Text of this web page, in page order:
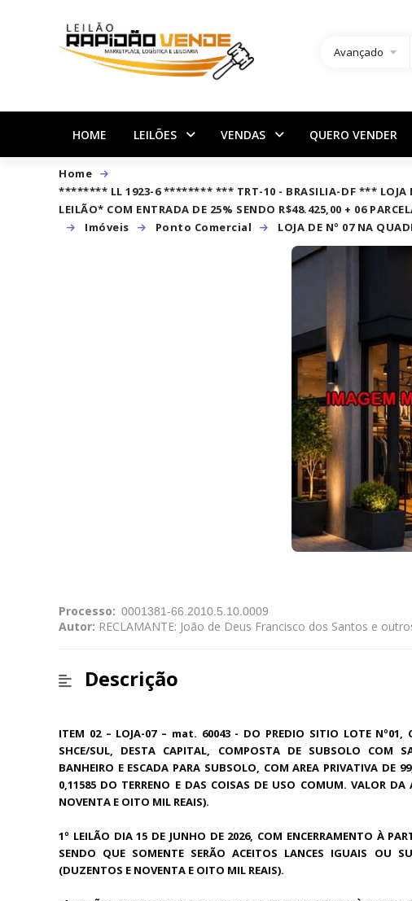
Avançado
HOME LEILÕES VENDAS QUERO VENDER
Home
******** LL 1923-6 ******** *** TRT-10 - BRASILIA-DF *** LOJA
LEILÃO* COM ENTRADA DE 25% SENDO R$48.425,00 + 06
Imóveis
Ponto Comercial LOJA DE Nº 07 NA
Processo:
Autor: RECLAMANTE: João de Deus Francisco dos Santos e
Descrição
ITEM 02 – LOJA-07 – mat. 60043 - DO PREDIO SITIO LOTE Nº01,
SHCE/SUL, DESTA CAPITAL, COMPOSTA DE SUBSOLO COM
BANHEIRO E ESCADA PARA SUBSOLO, COM AREA PRIVATIVA DE
0,11585 DO TERRENO E DAS COISAS DE USO COMUM. VALOR
NOVENTA E OITO MIL REAIS).
1º LEILÃO DIA 15 DE JUNHO DE 2026, COM ENCERRAMENTO À
SENDO QUE SOMENTE SERÃO ACEITOS LANCES IGUAIS OU
(DUZENTOS E NOVENTA E OITO MIL REAIS).